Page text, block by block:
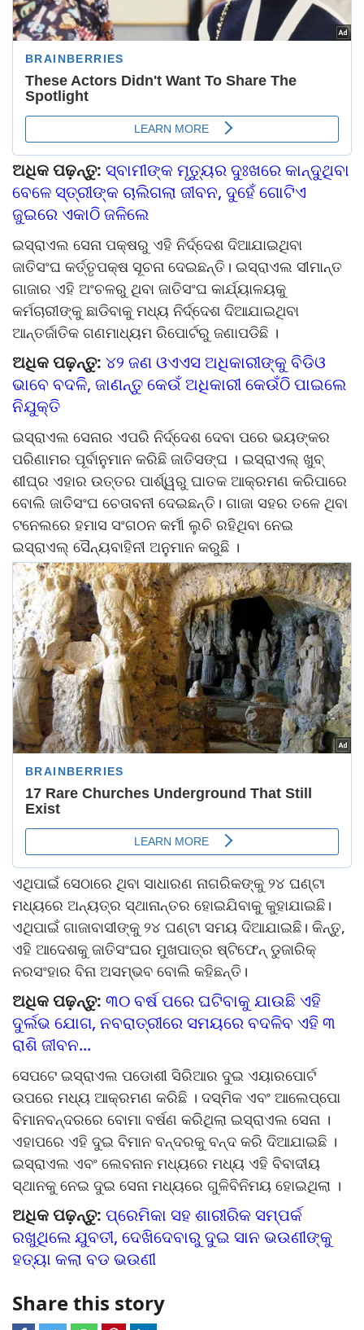
ଅଧିକ ପଢ଼ନ୍ତୁ: ସ୍ବାମୀଙ୍କ ମୃତ୍ୟୁର ଦୁଃଖରେ କାନ୍ଦୁଥିବା
ବେଳେ ସ୍ତ୍ରୀଙ୍କ ଚାଲିଗଲା ଜୀବନ, ଦୁହେଁ ଗୋଟିଏ
ଜୁଇରେ ଏକାଠି ଜଳିଲେ
ଇସ୍ରାଏଲ ସେନା ପକ୍ଷରୁ ଏହି ନିର୍ଦ୍ଦେଶ ଦିଆଯାଇଥିବା
ଜାତିସଂଘ କର୍ତ୍ତୃପକ୍ଷ ସୂଚନା ଦେଇଛନ୍ତି। ଇସ୍ରାଏଲ ସୀମାନ୍ତ
ଗାଜାର ଏହି ଅଂଚଳରୁ ଥିବା ଜାତିସଂଘ କାର୍ଯ୍ୟାଳୟକୁ
କର୍ମଚାରୀଙ୍କୁ ଛାଡିବାକୁ ମଧ୍ୟ ନିର୍ଦ୍ଦେଶ ଦିଆଯାଇଥିବା
ଆନ୍ତର୍ଜାତିକ ଗଣମାଧ୍ୟମ ରିପୋର୍ଟରୁ ଜଣାପଡିଛି ।
ଅଧିକ ପଢ଼ନ୍ତୁ: ୪୨ ଜଣ ଓଏଏସ ଅଧିକାରୀଙ୍କୁ ବିଡିଓ
ଭାବେ ବଦଳି, ଜାଣନ୍ତୁ କେଉଁ ଅଧିକାରୀ କେଉଁଠି ପାଇଲେ
ନିଯୁକ୍ତି
ଇସ୍ରାଏଲ ସେନାର ଏପରି ନିର୍ଦ୍ଦେଶ ଦେବା ପରେ ଭୟଙ୍କର
ପରିଣାମର ପୂର୍ବାନୁମାନ କରିଛି ଜାତିସଙ୍ଘ । ଇସ୍ରାଏଲ୍ ଖୁବ୍
ଶୀଘ୍ର ଏହାର ଉତ୍ତର ପାର୍ଶ୍ୱରୁ ଘାତକ ଆକ୍ରମଣ କରିପାରେ
ବୋଲି ଜାତିସଂଘ ଚେତାବନୀ ଦେଇଛନ୍ତି। ଗାଜା ସହର ତଳେ ଥିବା
ଟନେଲରେ ହମାସ ସଂଗଠନ କର୍ମୀ ଲୁଚି ରହିଥିବା ନେଇ
ଇସ୍ରାଏଲ୍ ସୈନ୍ୟବାହିନୀ ଅନୁମାନ କରୁଛି ।
ଏଥିପାଇଁ ସେଠାରେ ଥିବା ସାଧାରଣ ନାଗରିକଙ୍କୁ ୨୪ ଘଣ୍ଟା
ମଧ୍ୟରେ ଅନ୍ୟତ୍ର ସ୍ଥାନାନ୍ତର ହୋଇଯିବାକୁ କୁହାଯାଇଛି।
ଏଥିପାଇଁ ଗାଜାବାସୀଙ୍କୁ ୨୪ ଘଣ୍ଟା ସମୟ ଦିଆଯାଇଛି। କିନ୍ତୁ,
ଏହି ଆଦେଶକୁ ଜାତିସଂଘର ମୁଖପାତ୍ର ଷ୍ଟିଫେନ୍‌ ଡୁଜାରିକ୍‌
ନରସଂହାର ବିନା ଅସମ୍ଭବ ବୋଲି କହିଛନ୍ତି।
ଅଧିକ ପଢ଼ନ୍ତୁ: ୩୦ ବର୍ଷ ପରେ ଘଟିବାକୁ ଯାଉଛି ଏହି
ଦୁର୍ଲଭ ଯୋଗ, ନବରାତ୍ରୀରେ ସମୟରେ ବଦଳିବ ଏହି ୩
ରାଶି ଜୀବନ...
ସେପଟେ ଇସ୍ରାଏଲ ପଡୋଶୀ ସିରିଆର ଦୁଇ ଏୟାରପୋର୍ଟ
ଉପରେ ମଧ୍ୟ ଆକ୍ରମଣ କରିଛି । ଦସ୍ମିକ ଏବଂ ଆଲେପ୍ପୋ
ବିମାନବନ୍ଦରରେ ବୋମା ବର୍ଷଣ କରିଥିଲା ଇସ୍ରାଏଲ ସେନା ।
ଏହାପରେ ଏହି ଦୁଇ ବିମାନ ବନ୍ଦରକୁ ବନ୍ଦ କରି ଦିଆଯାଇଛି ।
ଇସ୍ରାଏଲ ଏବଂ ଲେବନାନ ମଧ୍ୟରେ ମଧ୍ୟ ଏହି ବିବାଦୀୟ
ସ୍ଥାନକୁ ନେଇ ଦୁଇ ସେନା ମଧ୍ୟରେ ଗୁଳିବିନିମୟ ହୋଇଥିଲା ।
ଅଧିକ ପଢ଼ନ୍ତୁ: ପ୍ରେମିକା ସହ ଶାରୀରିକ ସମ୍ପର୍କ
ରଖୁଥିଲେ ଯୁବତୀ, ଦେଖିଦେବାରୁ ଦୁଇ ସାନ ଭଉଣୀଙ୍କୁ
ହତ୍ୟା କଲା ବଡ ଭଉଣୀ
Share this story